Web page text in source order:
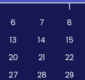
1
6 7 8
13 14 15
20 21 22
27 28 29